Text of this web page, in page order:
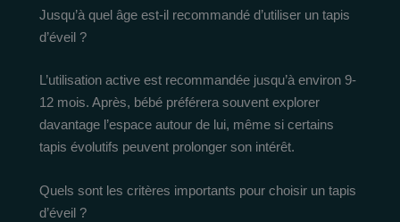
Jusqu’à quel âge est-il recommandé d’utiliser un tapis
d’éveil ?
L’utilisation active est recommandée jusqu’à environ 9-
12 mois. Après, bébé préférera souvent explorer
davantage l’espace autour de lui, même si certains
tapis évolutifs peuvent prolonger son intérêt.
Quels sont les critères importants pour choisir un tapis
d’éveil ?